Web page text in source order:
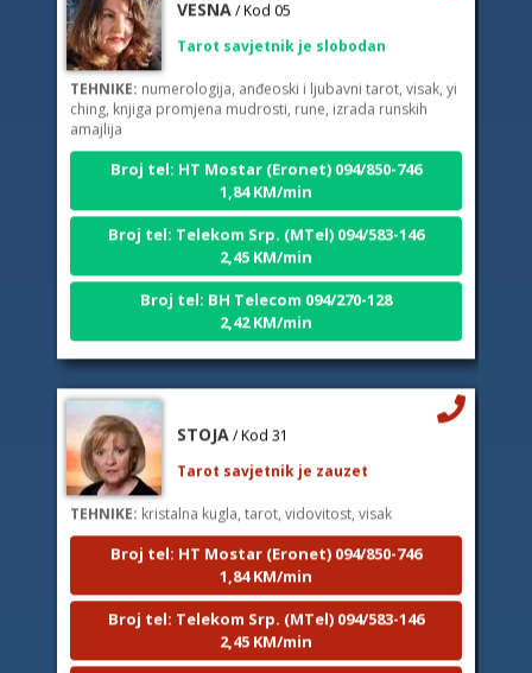
TEHNIKE:numerologija, anđeoski i ljubavni tarot, visak, yi
ching, knjiga promjena mudrosti, rune, izrada runskih
amajlija
Broj tel: HT Mostar (Eronet) 094/850-746
1,84 KM/min
Broj tel: Telekom Srp. (MTel) 094/583-146
2,45 KM/min
Broj tel: BH Telecom 094/270-128
2,42 KM/min
Tarot savjetnik je zauzet
TEHNIKE:kristalna kugla, tarot, vidovitost, visak
Broj tel: HT Mostar (Eronet) 094/850-746
1,84 KM/min
Broj tel: Telekom Srp. (MTel) 094/583-146
2,45 KM/min
Broj tel: BH Telecom 094/270-128